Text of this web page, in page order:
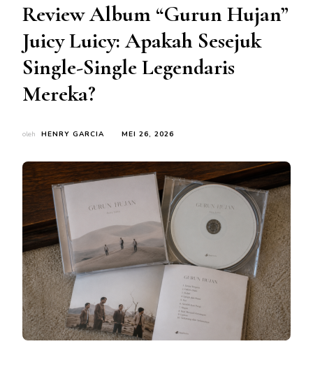
Review Album “Gurun Hujan”
Juicy Luicy: Apakah Sesejuk
Single-Single Legendaris
Mereka?
oleh HENRY GARCIA MEI 26, 2026